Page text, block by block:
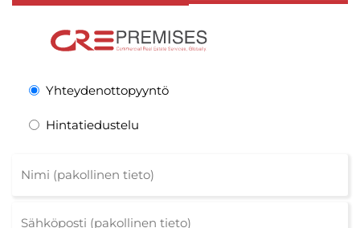
Yhteydenottopyyntö
Hintatiedustelu